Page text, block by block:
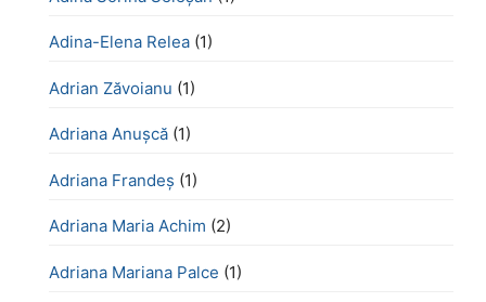
Adina-Elena Relea (1)
Adrian Zăvoianu (1)
Adriana Anușcă (1)
Adriana Frandeș (1)
Adriana Maria Achim (2)
Adriana Mariana Palce (1)